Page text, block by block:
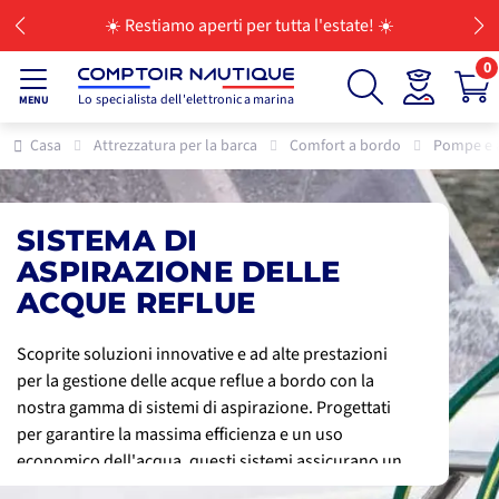
☀️ Restiamo aperti per tutta l'estate! ☀️
MENU Lo specialista dell'elettronica marina
0
Casa Attrezzatura per la barca Comfort a bordo Pompe e
SISTEMA DI
ASPIRAZIONE DELLE
ACQUE REFLUE
Scoprite soluzioni innovative e ad alte prestazioni
per la gestione delle acque reflue a bordo con la
nostra gamma di sistemi di aspirazione. Progettati
per garantire la massima efficienza e un uso
economico dell'acqua, questi sistemi assicurano un
trasporto rapido e igienico delle acque reflue al